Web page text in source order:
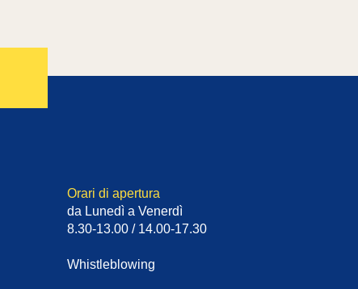
Orari di apertura
da Lunedì a Venerdì
8.30-13.00 / 14.00-17.30
Whistleblowing